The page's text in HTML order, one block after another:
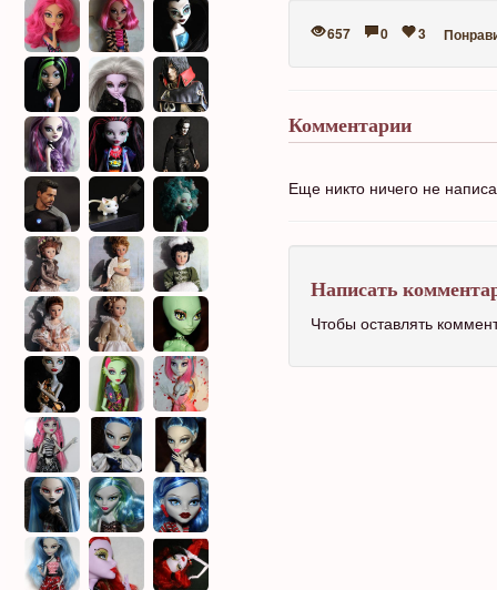
657 0 3
Комментарии
Еще никто ничего не
Написать
Чтобы оставлять